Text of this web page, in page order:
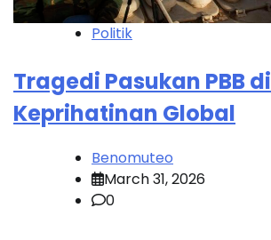
Politik
Tragedi Pasukan PBB
Keprihatinan Global
Benomuteo
March 31, 2026
0